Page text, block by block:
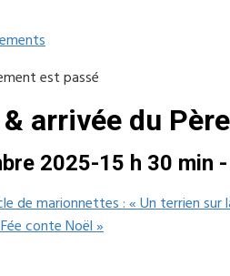
est passé
arrivée du
2025-15 h 30 min -
de marionnettes : « Un terrien sur
conte Noël»